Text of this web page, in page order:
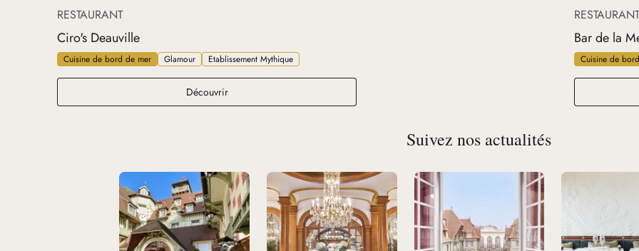
RESTAURANT
Ciro's Deauville
Cuisine de bord de mer Glamour Etablissement Mythique
DécouvrirCiro's Deauville
RESTAURANT
Bar de la
Cuisine de
Suivez nos actualités